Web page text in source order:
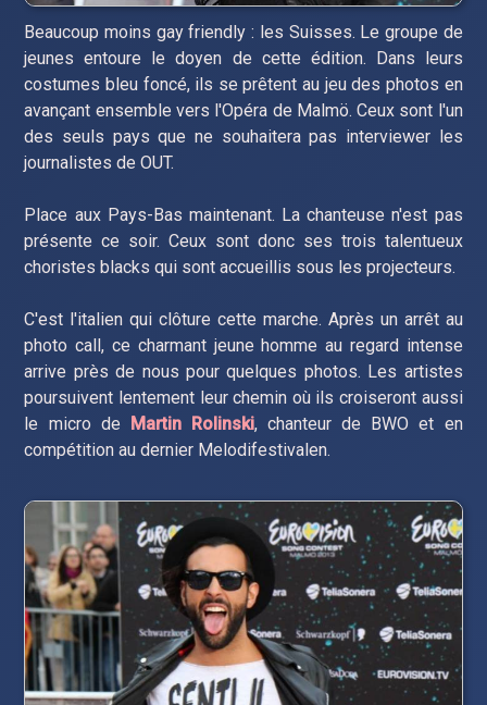
Beaucoup moins gay friendly : les Suisses. Le groupe de
jeunes entoure le doyen de cette édition. Dans leurs
costumes bleu foncé, ils se prêtent au jeu des photos en
avançant ensemble vers l'Opéra de Malmö. Ceux sont l'un
des seuls pays que ne souhaitera pas interviewer les
journalistes de OUT.
Place aux Pays-Bas maintenant. La chanteuse n'est pas
présente ce soir. Ceux sont donc ses trois talentueux
choristes blacks qui sont accueillis sous les projecteurs.
C'est l'italien qui clôture cette marche. Après un arrêt au
photo call, ce charmant jeune homme au regard intense
arrive près de nous pour quelques photos. Les artistes
poursuivent lentement leur chemin où ils croiseront aussi
le micro de Martin Rolinski, chanteur de BWO et en
compétition au dernier Melodifestivalen.